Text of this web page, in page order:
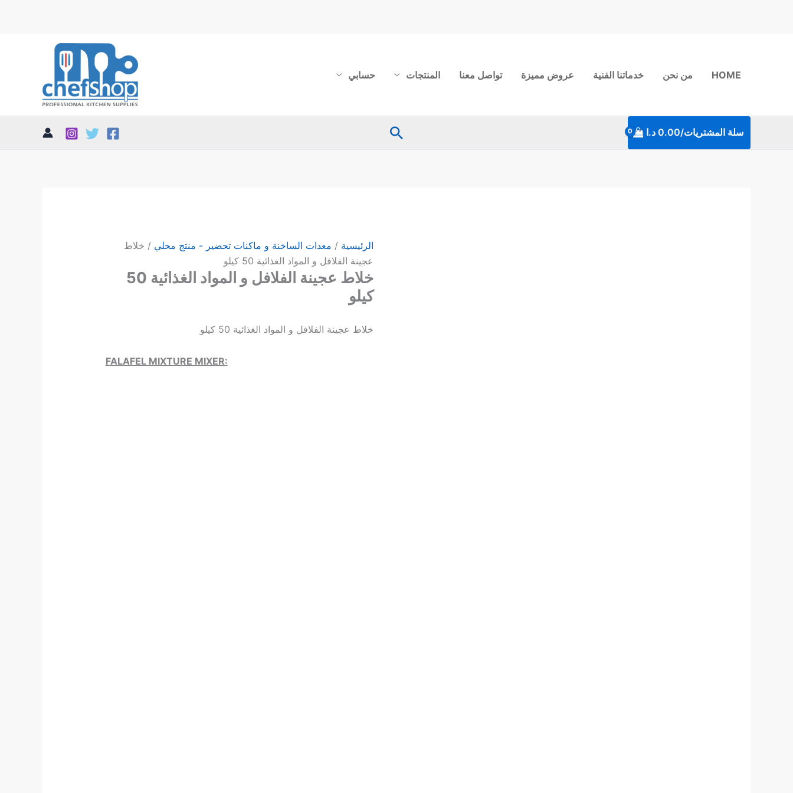
HOME من نحن خدماتنا الفنية عروض مميزة تواصل معنا المنتجات حسابي
سلة المشتريات/0.00 د.ا البحث
الرئيسية / معدات الساخنة و ماكنات تحضير - منتج محلي / خلاط
عجينة الفلافل و المواد الغذائية 50 كيلو
خلاط عجينة الفلافل و المواد الغذائية 50
كيلو
خلاط عجينة الفلافل و المواد الغذائية 50 كيلو
FALAFEL MIXTURE MIXER: